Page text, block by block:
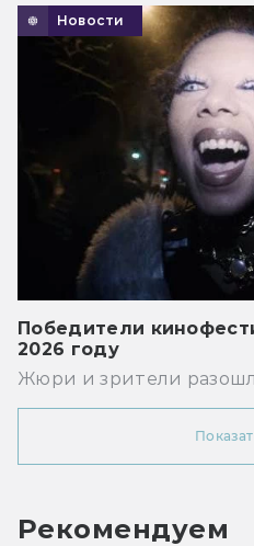
Новости
Победители
2026 году
Жюри и зрители
Рекомендуем